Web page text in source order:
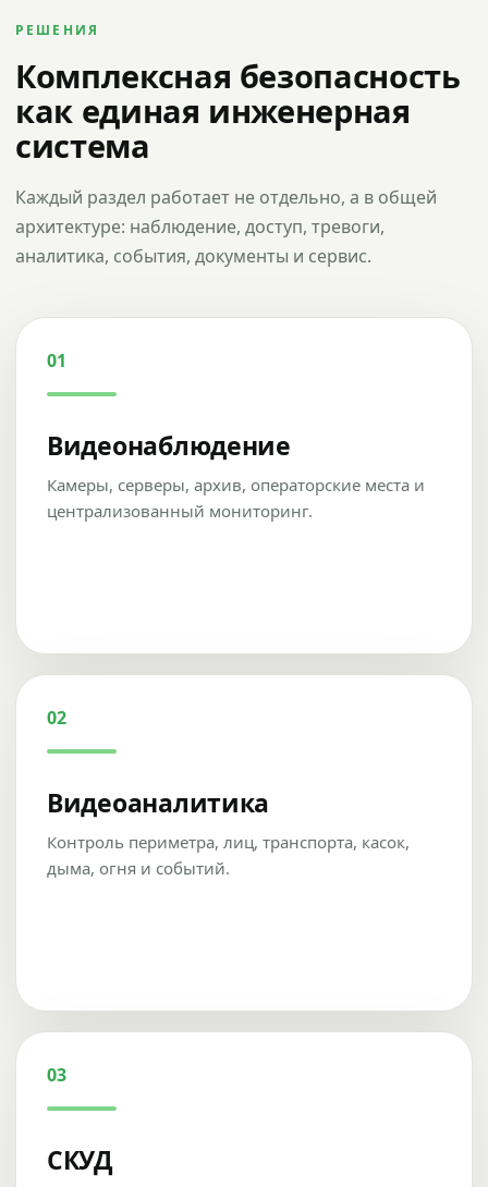
РЕШЕНИЯ
Комплексная безопасность
как единая инженерная
система
Каждый раздел работает не отдельно, а в общей
архитектуре: наблюдение, доступ, тревоги,
аналитика, события, документы и сервис.
01
Видеонаблюдение
Камеры, серверы, архив, операторские места и
централизованный мониторинг.
02
Видеоаналитика
Контроль периметра, лиц, транспорта, касок,
дыма, огня и событий.
03
СКУД